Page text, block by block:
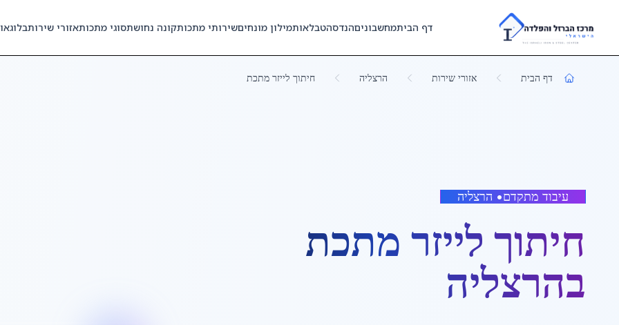
Skip to main content
דף הביתמחשבוניםהנדסהטבלאותמילון מונחיםשירותי מתכותקונה נחושתסוגי מתכותאזורי שירותבלוג
דף הבית אזורי שירות הרצליה חיתוך לייזר מתכת
עיבוד מתקדם• הרצליה
חיתוך לייזר מתכת
בהרצליה